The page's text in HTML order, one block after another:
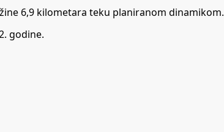
6,9 kilometara teku planiranom dinamikom.
godine.